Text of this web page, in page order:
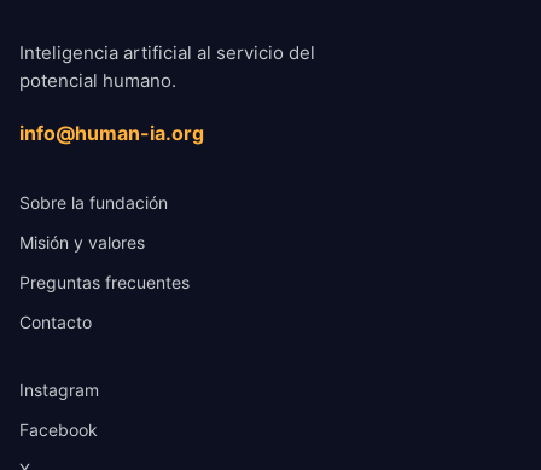
Inteligencia artificial al servicio del
potencial humano.
info@human-ia.org
Sobre la fundación
Misión y valores
Preguntas frecuentes
Contacto
Instagram
Facebook